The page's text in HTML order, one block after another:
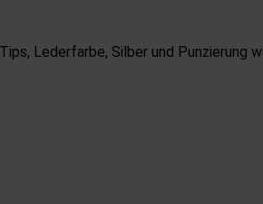
Lederfarbe, Silber und Punzierung